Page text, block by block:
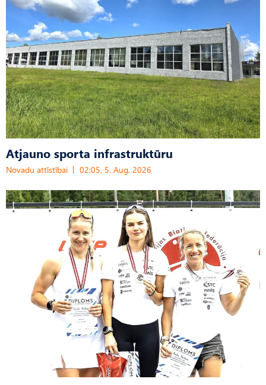
Atjauno sporta infrastruktūru
Novadu attīstībai 02:05, 5. Aug, 2026